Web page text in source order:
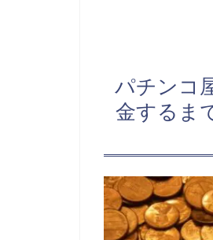
パチンコ
金するま